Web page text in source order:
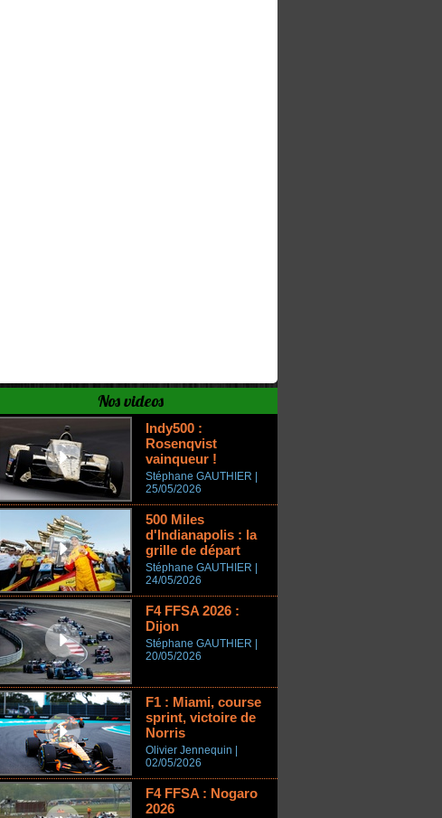
Nos videos
Indy500 :
Rosenqvist
vainqueur !
Stéphane GAUTHIER |
25/05/2026
500 Miles
d'Indianapolis : la
grille de départ
Stéphane GAUTHIER |
24/05/2026
F4 FFSA 2026 :
Dijon
Stéphane GAUTHIER |
20/05/2026
F1 : Miami, course
sprint, victoire de
Norris
Olivier Jennequin |
02/05/2026
F4 FFSA : Nogaro
2026